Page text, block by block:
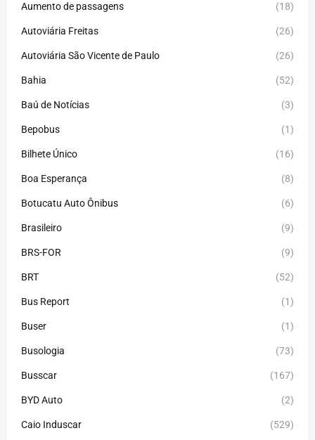
Aumento de passagens (18)
Autoviária Freitas (26)
Autoviária São Vicente de Paulo (26)
Bahia (52)
Baú de Notícias (3)
Bepobus (1)
Bilhete Único (16)
Boa Esperança (8)
Botucatu Auto Ônibus (6)
Brasileiro (9)
BRS-FOR (9)
BRT (52)
Bus Report (1)
Buser (1)
Busologia (73)
Busscar (167)
BYD Auto (2)
Caio Induscar (529)